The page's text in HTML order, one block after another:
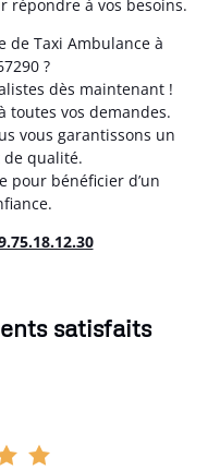
répondre à vos besoins.
de Taxi Ambulance à
?
dès maintenant !
toutes vos demandes.
vous garantissons un
de qualité.
pour bénéficier d’un
satisfaits